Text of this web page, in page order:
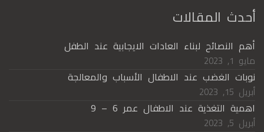
أحدث المقالات
أهم النصائح لبناء العادات الايجابية عند الطفل
مايو 1, 2023
نوبات الغضب عند الاطفال الأسباب والمعالجة
أبريل 15, 2023
اهمية التغذية عند الاطفال عمر 6 – 9
أبريل 5, 2023